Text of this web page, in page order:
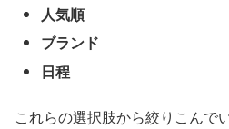
人気順
ブランド
日程
これらの選択肢から絞りこんで